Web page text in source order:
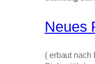
Neues
( erbaut nach